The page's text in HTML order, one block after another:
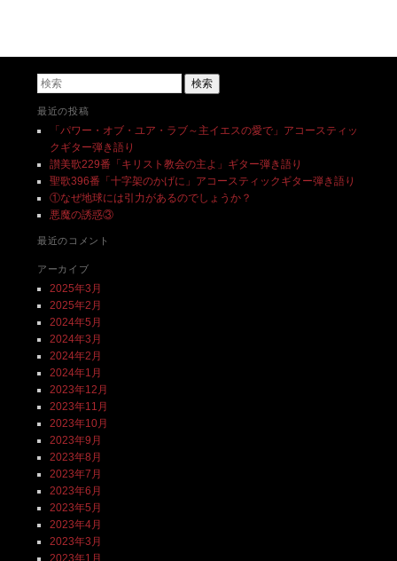
検索
最近の投稿
「パワー・オブ・ユア・ラブ～主イエスの愛で」アコースティッ
クギター弾き語り
讃美歌229番「キリスト教会の主よ」ギター弾き語り
聖歌396番「十字架のかげに」アコースティックギター弾き語り
①なぜ地球には引力があるのでしょうか？
悪魔の誘惑③
最近のコメント
アーカイブ
2025年3月
2025年2月
2024年5月
2024年3月
2024年2月
2024年1月
2023年12月
2023年11月
2023年10月
2023年9月
2023年8月
2023年7月
2023年6月
2023年5月
2023年4月
2023年3月
2023年1月